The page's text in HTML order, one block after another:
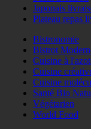
Japonais
Plateau repas
Bistronomie
Bistrot
Cuisine à
Cuisine
Cuisine
Santé Bio
Végétarien
World Food